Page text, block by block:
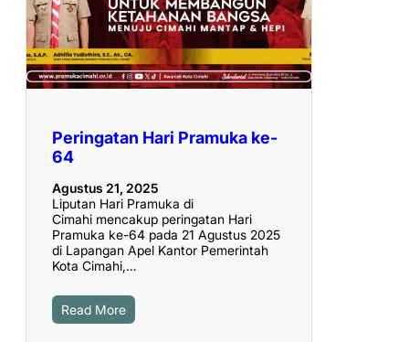
Peringatan Hari Pramuka ke-
64
Agustus 21, 2025
Liputan Hari Pramuka di
Cimahi mencakup peringatan Hari
Pramuka ke-64 pada 21 Agustus 2025
di Lapangan Apel Kantor Pemerintah
Kota Cimahi,…
Read More